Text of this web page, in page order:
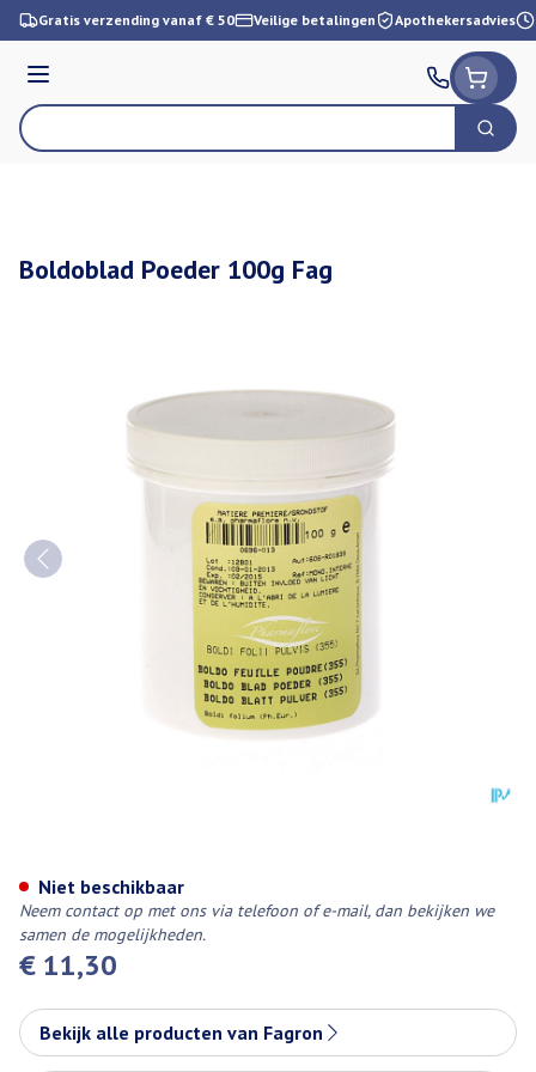
Ga naar de inhoud
Gratis verzending vanaf € 50 Veilige betalingen Apothekersadvies
Menu
Product, merk, categorie... Zoek
Boldoblad Poeder 100g Fag
€ 11,30
Niet beschikbaar
Neem contact op met ons via telefoon of e-mail, dan bekijken we
samen de mogelijkheden.
Bekijk alle producten van Fagron